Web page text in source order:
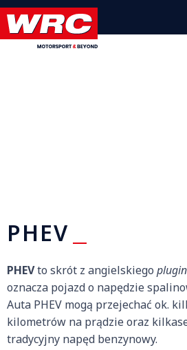
PHEV
PHEVto skrót z angielskiego
oznacza pojazd o napędzie
Auta PHEV mogą przejechać ok.
kilometrów na prądzie oraz
tradycyjny napęd benzynowy.